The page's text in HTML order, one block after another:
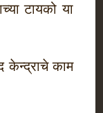
टायको या
केन्द्राचे काम